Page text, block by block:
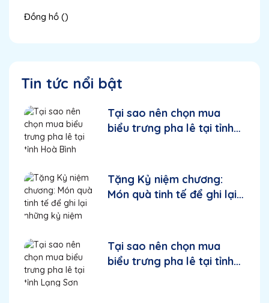
Đồng hồ ()
Tin tức nổi bật
Tại sao nên chọn mua
biểu trưng pha lê tại tỉnh
Tặng Kỷ niệm chương:
Món quà tinh tế để ghi lại
Tại sao nên chọn mua
biểu trưng pha lê tại tỉnh